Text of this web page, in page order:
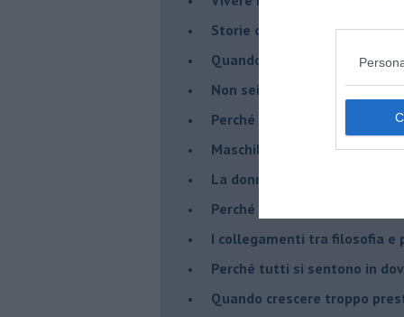
​Storie di rinascita: i Take
​Quando la rigidità del
​Non sei indietro, stai
​Perché abbiamo bisogno di
​Maschilismo inconsapevole
​La donna può scegliere di
​Perché abbiamo così bisogno
​I collegamenti tra filosofia e
​Perché tutti si sentono in
​Quando crescere troppo